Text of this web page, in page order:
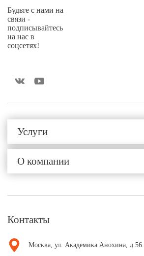
Будьте с нами на
связи -
подписывайтесь
на нас в
соцсетях!
Услуги
О компании
Контакты
Москва, ул. Академика Анохина, д.56.